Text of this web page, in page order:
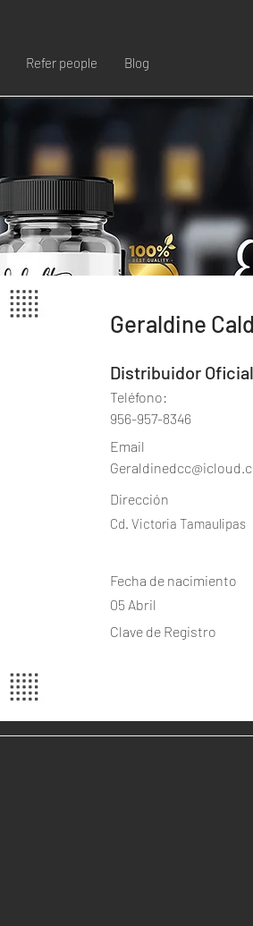
Refer people Blog
Geraldine
Distribuidor Oficial
Teléfono:
956-957-8346
Email
Dirección
Cd. Victoria Tamaulipas
Fecha de nacimiento
05 Abril
Clave de Registro